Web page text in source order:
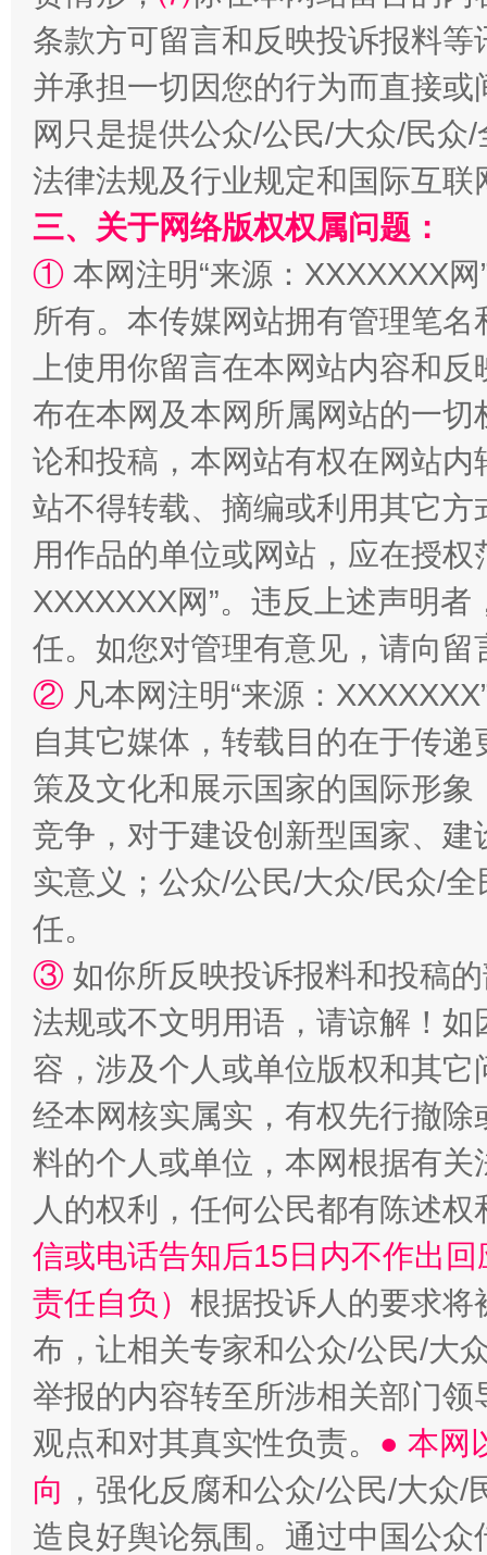
条款方可留言和反映投诉报料
并承担一切因您的行为而直接
网只是提供公众/公民/大众/民
法律法规及行业规定和国际互
三、关于网络版权权属问题：
① 本网注明“来源：XXXXXXX
所有。本传媒网站拥有管理笔
上使用你留言在本网站内容和
布在本网及本网所属网站的一
论和投稿，本网站有权在网站
站不得转载、摘编或利用其它
用作品的单位或网站，应在授
XXXXXXX网”。违反上述声明
任。如您对管理有意见，请向
② 凡本网注明“来源：
自其它媒体，转载目的在于传
策及文化和展示国家的国际形
竞争，对于建设创新型国家、
实意义；公众/公民/大众/民众/
任。
③ 如你所反映投诉报料和投稿
法规或不文明用语，请谅解！
容，涉及个人或单位版权和其它
经本网核实属实，有权先行撤
料的个人或单位，本网根据有
人的权利，任何公民都有陈述
信或电话告知后15日内不作出
责任自负） 根据投诉人的要求将
布，让相关专家和公众/公民/大
举报的内容转至所涉相关部门
观点和对其真实性负责。 ● 本网
向 ，强化反腐和公众/公民/大众
造良好舆论氛围。通过中国公